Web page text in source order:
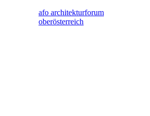
afo architekturforum
oberösterreich